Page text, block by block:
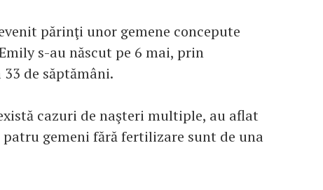
părinţi unor gemene concepute
s-au născut pe 6 mai, prin
de săptămâni.
cazuri de naşteri multiple, au aflat
patru gemeni fără fertilizare sunt de una